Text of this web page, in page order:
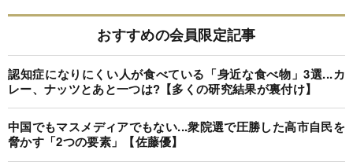
おすすめの会員限定記事
認知症になりにくい人が食べている「身近な食べ物」3選...カ
レー、ナッツとあと一つは?【多くの研究結果が裏付け】
中国でもマスメディアでもない...衆院選で圧勝した高市自民を
脅かす「2つの要素」【佐藤優】